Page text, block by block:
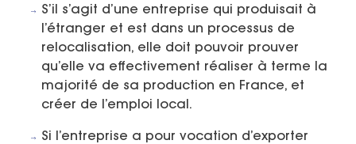
S’il s’agit d’une entreprise qui produisait à
l’étranger et est dans un processus de
relocalisation, elle doit pouvoir prouver
qu’elle va effectivement réaliser à terme la
majorité de sa production en France, et
créer de l’emploi local.
Si l’entreprise a pour vocation d’exporter